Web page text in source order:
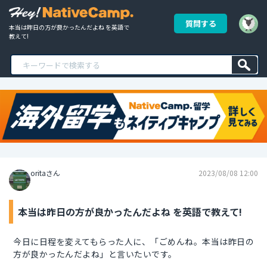
本当は昨日の方が良かったんだよね を英語で
教えて!
質問する
oritaさん 2023/08/08 12:00
本当は昨日の方が良かったんだよね を英語で教えて!
今日に日程を変えてもらった人に、「ごめんね。本当は昨日の
方が良かったんだよね」と言いたいです。